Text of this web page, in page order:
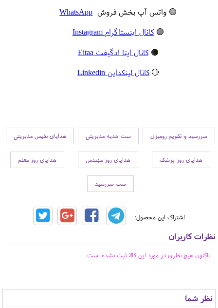
🟢 واتس آپ بخش فروش WhatsApp
🟣کانال اینستاگرام Instagram
🟠کانال ایتا ادگیفت Eitaa
🔴 کانال لینکداین Linkedin
سررسید و تقویم رومیزی ست هدیه مدیریتی هدایای نفیس مدیریتی
هدایای روز پزشک هدایای روز مهندس هدایای روز معلم
ست سررسید
اشتراک این محصول:
نظرات کاربران
تاکنون هیچ نظری در مورد این کالا ثبت نشده است
نظر شما